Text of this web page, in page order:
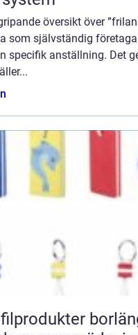
översikt över
som självständig
specifik anställning. Det
borlänge så bygger